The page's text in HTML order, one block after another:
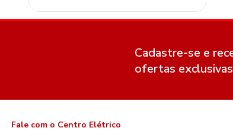
Cadastre-se e
ofertas exclusivas
Fale com o Centro Elétrico